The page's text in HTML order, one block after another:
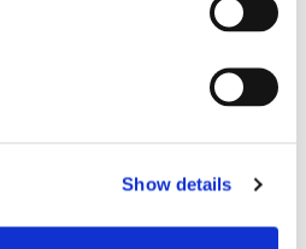
Show details
0.20